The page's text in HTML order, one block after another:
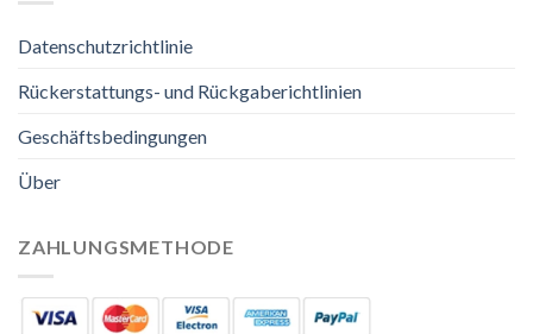
Datenschutzrichtlinie
Rückerstattungs- und Rückgaberichtlinien
Geschäftsbedingungen
Über
ZAHLUNGSMETHODE